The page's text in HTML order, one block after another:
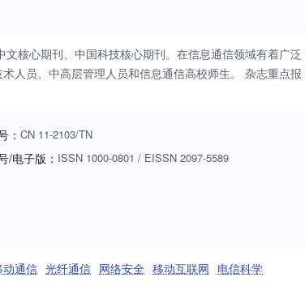
核心期刊、中国科技核心期刊。在信息通信领域有着广泛
人员、中高层管理人员和信息通信高校师生。 杂志重点报
技重大专项等项目）以及各种创新软课题成果。 办刊宗
： CN 11-2103/TN
/电子版 ： ISSN 1000-0801 / EISSN 2097-5589
动通信 光纤通信 网络安全 移动互联网 电信科学